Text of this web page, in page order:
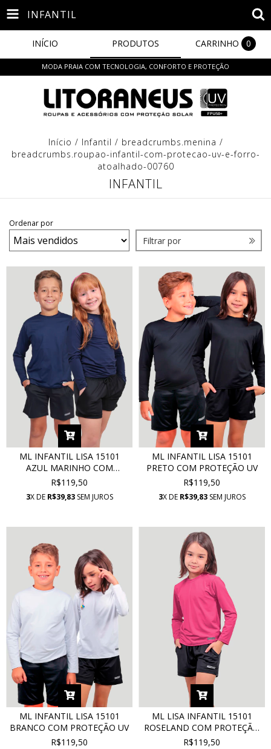
INFANTIL
INÍCIO PRODUTOS CARRINHO 0
MODA PRAIA COM TECNOLOGIA, CONFORTO E PROTEÇÃO
Início / Infantil / breadcrumbs.menina /
breadcrumbs.roupao-infantil-com-protecao-uv-e-forro-
atoalhado-00760
INFANTIL
Ordenar por
Filtrar por
ML INFANTIL LISA 15101
AZUL MARINHO COM
PROTEÇÃO UV
R$119,50
3X DE R$39,83SEM JUROS
ML INFANTIL LISA 15101
PRETO COM PROTEÇÃO UV
R$119,50
3X DE R$39,83SEM JUROS
ML INFANTIL LISA 15101
BRANCO COM PROTEÇÃO UV
R$119,50
ML LISA INFANTIL 15101
ROSELAND COM PROTEÇÃO
UV
R$119,50